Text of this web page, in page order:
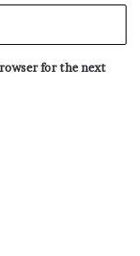
for the next